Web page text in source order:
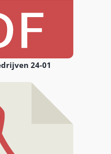
24-01